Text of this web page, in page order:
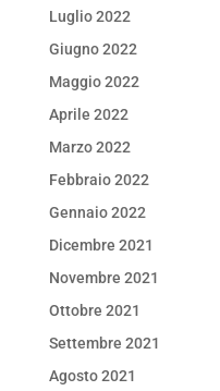
Luglio 2022
Giugno 2022
Maggio 2022
Aprile 2022
Marzo 2022
Febbraio 2022
Gennaio 2022
Dicembre 2021
Novembre 2021
Ottobre 2021
Settembre 2021
Agosto 2021